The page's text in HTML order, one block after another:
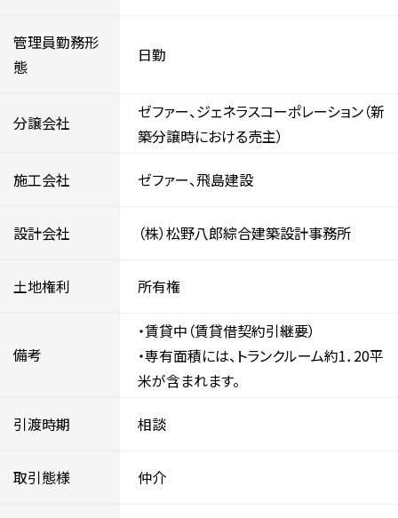
管理員勤務形
態
日勤
分譲会社
ゼファー、ジェネラスコーポレーション（新
築分譲時における売主）
施工会社 ゼファー、飛島建設
設計会社 （株）松野八郎綜合建築設計事務所
土地権利 所有権
備考
・賃貸中（賃貸借契約引継要）
・専有面積には、トランクルーム約1．20平
米が含まれます。
引渡時期 相談
取引態様 仲介